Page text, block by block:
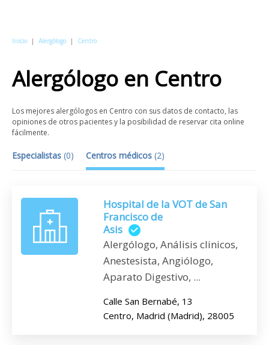
Inicio | Alergólogo | Centro
Alergólogo en Centro
Los mejores alergólogos en Centro con sus datos de contacto, las
opiniones de otros pacientes y la posibilidad de reservar cita online
fácilmente.
Especialistas (0) Centros médicos (2)
Hospital de la VOT de San
Francisco de
Asis
Alergólogo, Análisis clinicos,
Anestesista, Angiólogo,
Aparato Digestivo, ...
Calle San Bernabé, 13
Centro, Madrid (Madrid), 28005